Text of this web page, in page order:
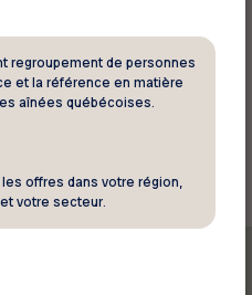
regroupement de personnes
et la référence en matière
aînées québécoises.
offres dans votre région,
votre secteur.